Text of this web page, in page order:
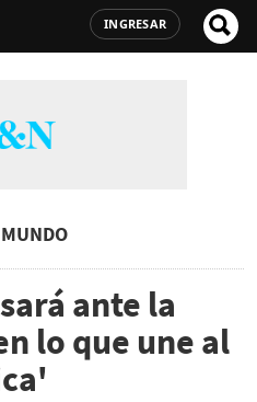
INGRESAR
ante la
lo que une al